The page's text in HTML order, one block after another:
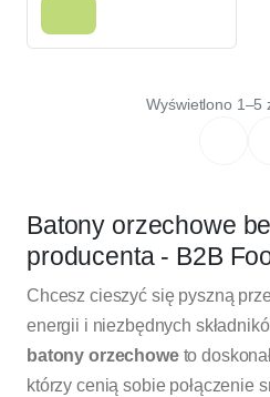
Wyświetlono 1–5
Batony orzechowe
producenta - B2B
Chcesz cieszyć się pyszną
energii i niezbędnych
batony orzechowe to
którzy cenią sobie połączenie